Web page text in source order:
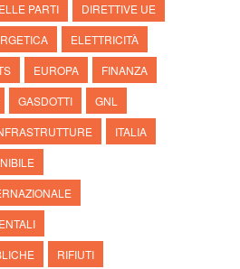
PARTI
DIRETTIVE UE
ELETTRICITÀ
EUROPA
FINANZA
GASDOTTI
GNL
ITALIA
RIFIUTI